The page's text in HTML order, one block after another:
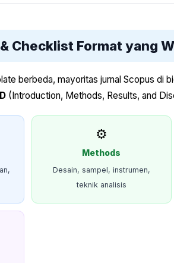
Checklist Format yang
berbeda, mayoritas jurnal Scopus di
(Introduction, Methods, Results, and
⚙️
Methods
Desain, sampel, instrumen,
teknik analisis